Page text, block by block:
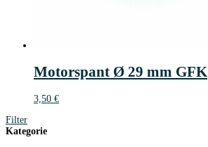
Motorspant Ø 29 mm GFK
3,50 €
Filter
Kategorie